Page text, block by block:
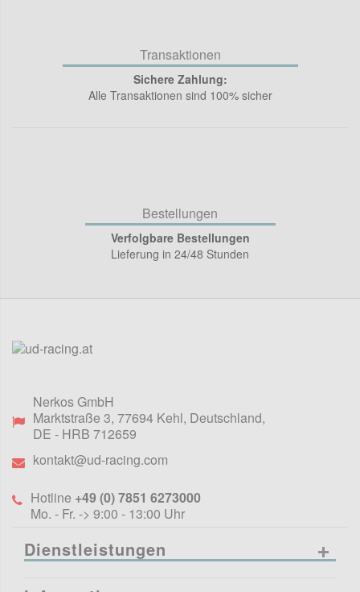
Transaktionen
Sichere Zahlung:
Alle Transaktionen sind 100% sicher
Bestellungen
Verfolgbare Bestellungen
Lieferung in 24/48 Stunden
Nerkos GmbH
Marktstraße 3, 77694 Kehl, Deutschland,
DE - HRB 712659
kontakt@ud-racing.com
Hotline +49 (0) 7851 6273000
Mo. - Fr. -> 9:00 - 13:00 Uhr
Dienstleistungen